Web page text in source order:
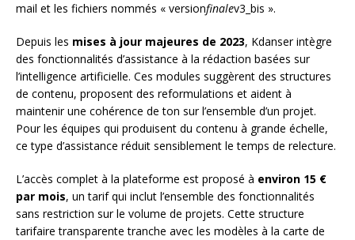
mail et les fichiers nommés « versionfinalev3_bis ».
Depuis les mises à jour majeures de 2023, Kdanser intègre
des fonctionnalités d’assistance à la rédaction basées sur
l’intelligence artificielle. Ces modules suggèrent des structures
de contenu, proposent des reformulations et aident à
maintenir une cohérence de ton sur l’ensemble d’un projet.
Pour les équipes qui produisent du contenu à grande échelle,
ce type d’assistance réduit sensiblement le temps de relecture.
L’accès complet à la plateforme est proposé à environ 15 €
par mois, un tarif qui inclut l’ensemble des fonctionnalités
sans restriction sur le volume de projets. Cette structure
tarifaire transparente tranche avec les modèles à la carte de